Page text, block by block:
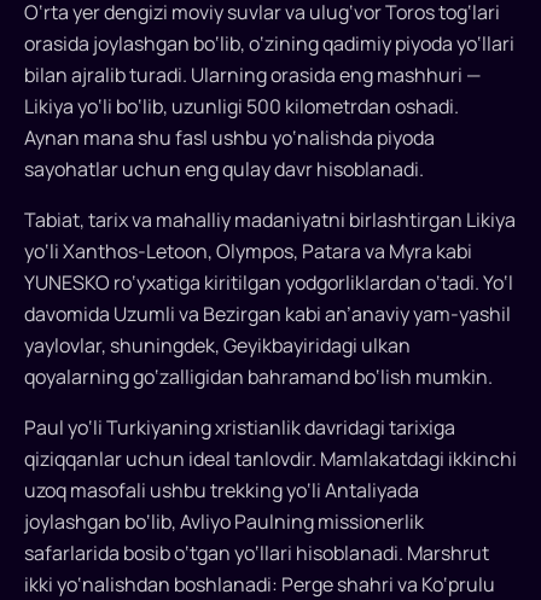
dunyo
e’tirof
etgan
qadimiy
trekking
yo‘llari
Turkiya
o‘zining
boy
tarixi,
tabiiy
betakror
manzillari
bilan
ko‘plab
nufuzli
O‘rta yer dengizi moviy suvlar va ulug‘vor Toros tog‘lari
orasida joylashgan bo‘lib, o‘zining qadimiy piyoda yo‘llari
bilan ajralib turadi. Ularning orasida eng mashhuri —
Likiya yo‘li bo‘lib, uzunligi 500 kilometrdan oshadi.
Aynan mana shu fasl ushbu yo‘nalishda piyoda
sayohatlar uchun eng qulay davr hisoblanadi.
Tabiat, tarix va mahalliy madaniyatni birlashtirgan Likiya
yo‘li Xanthos-Letoon, Olympos, Patara va Myra kabi
YUNESKO ro‘yxatiga kiritilgan yodgorliklardan o‘tadi. Yo‘l
davomida Uzumli va Bezirgan kabi an’anaviy yam-yashil
yaylovlar, shuningdek, Geyikbayiridagi ulkan
qoyalarning go‘zalligidan bahramand bo‘lish mumkin.
Paul yo‘li Turkiyaning xristianlik davridagi tarixiga
qiziqqanlar uchun ideal tanlovdir. Mamlakatdagi ikkinchi
uzoq masofali ushbu trekking yo‘li Antaliyada
joylashgan bo‘lib, Avliyo Paulning missionerlik
safarlarida bosib o‘tgan yo‘llari hisoblanadi. Marshrut
ikki yo‘nalishdan boshlanadi: Perge shahri va Ko‘prulu